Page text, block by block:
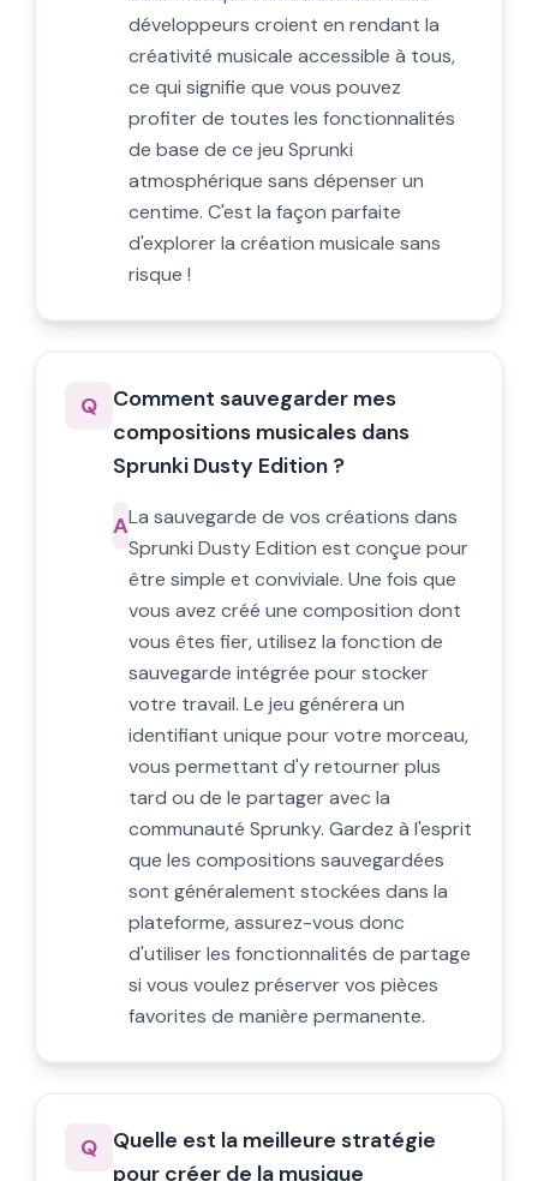
développeurs croient en rendant la
créativité musicale accessible à tous,
ce qui signifie que vous pouvez
profiter de toutes les fonctionnalités
de base de ce jeu Sprunki
atmosphérique sans dépenser un
centime. C'est la façon parfaite
d'explorer la création musicale sans
risque !
Q Comment sauvegarder mes
compositions musicales dans
Sprunki Dusty Edition ?
ALa sauvegarde de vos créations dans
Sprunki Dusty Edition est conçue pour
être simple et conviviale. Une fois que
vous avez créé une composition dont
vous êtes fier, utilisez la fonction de
sauvegarde intégrée pour stocker
votre travail. Le jeu générera un
identifiant unique pour votre morceau,
vous permettant d'y retourner plus
tard ou de le partager avec la
communauté Sprunky. Gardez à l'esprit
que les compositions sauvegardées
sont généralement stockées dans la
plateforme, assurez-vous donc
d'utiliser les fonctionnalités de partage
si vous voulez préserver vos pièces
favorites de manière permanente.
Q Quelle est la meilleure stratégie
pour créer de la musique